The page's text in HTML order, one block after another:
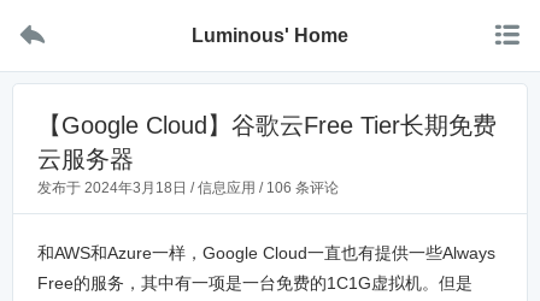
 Luminous' Home 
【Google Cloud】谷歌云Free Tier长期免费
云服务器
发布于 2024年3月18日 /信息应用 / 106 条评论
和AWS和Azure一样，Google Cloud一直也有提供一些Always
Free的服务，其中有一项是一台免费的1C1G虚拟机。但是